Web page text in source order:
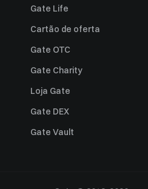
Gate Life
Cartão de oferta
Gate OTC
Gate Charity
Loja Gate
Gate DEX
Gate Vault